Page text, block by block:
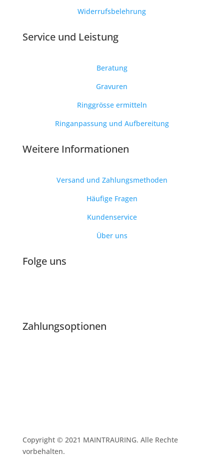
Widerrufsbelehrung
Service und Leistung
Beratung
Gravuren
Ringgrösse ermitteln
Ringanpassung und Aufbereitung
Weitere Informationen
Versand und Zahlungsmethoden
Häufige Fragen
Kundenservice
Über uns
Folge uns
Zahlungsoptionen
Copyright © 2021 MAINTRAURING. Alle Rechte
vorbehalten.